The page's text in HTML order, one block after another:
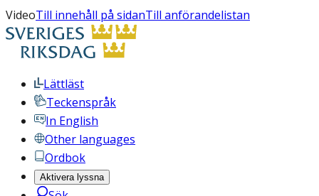
VideoTill innehåll på sidanTill anförandelistan
Lättläst
Teckenspråk
In English
Other languages
Ordbok
Aktivera lyssna